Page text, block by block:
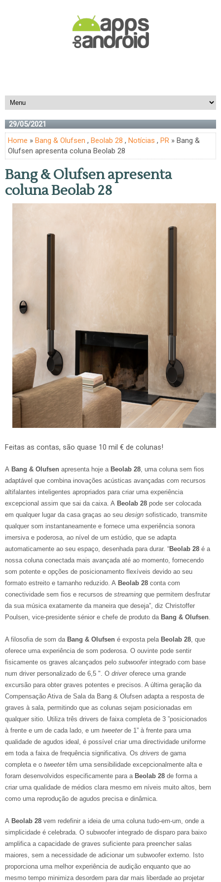
29/05/2021
Home » Bang & Olufsen , Beolab 28 , Notícias , PR » Bang &
Olufsen apresenta coluna Beolab 28
Bang & Olufsen apresenta
coluna Beolab 28
Feitas as contas, são quase 10 mil € de colunas!
A Bang & Olufsen apresenta hoje a Beolab 28, uma coluna sem fios
adaptável que combina inovações acústicas avançadas com recursos
altifalantes inteligentes apropriados para criar uma experiência
excepcional assim que sai da caixa. A Beolab 28 pode ser colocada
em qualquer lugar da casa graças ao seu design sofisticado, transmite
qualquer som instantaneamente e fornece uma experiência sonora
imersiva e poderosa, ao nível de um estúdio, que se adapta
automaticamente ao seu espaço, desenhada para durar. “Beolab 28 é a
nossa coluna conectada mais avançada até ao momento, fornecendo
som potente e opções de posicionamento flexíveis devido ao seu
formato estreito e tamanho reduzido. A Beolab 28 conta com
conectividade sem fios e recursos de streaming que permitem desfrutar
da sua música exatamente da maneira que deseja”, diz Christoffer
Poulsen, vice-presidente sénior e chefe de produto da Bang & Olufsen.
A filosofia de som da Bang & Olufsen é exposta pela Beolab 28, que
oferece uma experiência de som poderosa. O ouvinte pode sentir
fisicamente os graves alcançados pelo subwoofer integrado com base
num driver personalizado de 6,5 ". O driver oferece uma grande
excursão para obter graves potentes e precisos. A última geração da
Compensação Ativa de Sala da Bang & Olufsen adapta a resposta de
graves à sala, permitindo que as colunas sejam posicionadas em
qualquer sitio. Utiliza três drivers de faixa completa de 3 ”posicionados
à frente e um de cada lado, e um tweeter de 1” à frente para uma
qualidade de agudos ideal, é possível criar uma directividade uniforme
em toda a faixa de frequência significativa. Os drivers de gama
completa e o tweeter têm uma sensibilidade excepcionalmente alta e
foram desenvolvidos especificamente para a Beolab 28 de forma a
criar uma qualidade de médios clara mesmo em níveis muito altos, bem
como uma reprodução de agudos precisa e dinâmica.
A Beolab 28 vem redefinir a ideia de uma coluna tudo-em-um, onde a
simplicidade é celebrada. O subwoofer integrado de disparo para baixo
amplifica a capacidade de graves suficiente para preencher salas
maiores, sem a necessidade de adicionar um subwoofer externo. Isto
proporciona uma melhor experiência de audição enquanto que ao
mesmo tempo minimiza desordem para dar mais liberdade ao projetar